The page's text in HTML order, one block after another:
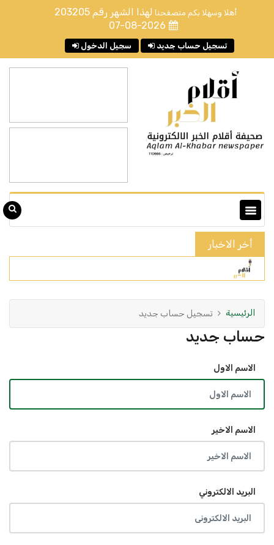
أهلا وسهلا بكم متصفحنا لهذا الشهر رقم 203205
07-08-2026
سجيل الدخول تسجيل حساب جديد
أخر الاخبار
الرئيسية تسجيل حساب جديد
حساب جديد
الاسم الاول
الاسم الاخير
البريد الالكتروني